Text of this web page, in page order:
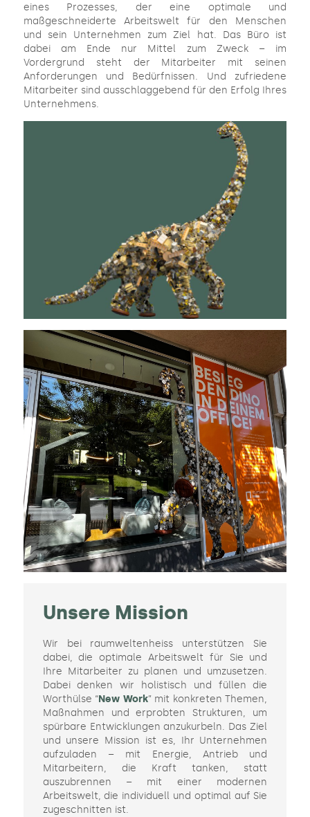
eines Prozesses, der eine optimale und
maßgeschneiderte Arbeitswelt für den Menschen
und sein Unternehmen zum Ziel hat. Das Büro ist
dabei am Ende nur Mittel zum Zweck – im
Vordergrund steht der Mitarbeiter mit seinen
Anforderungen und Bedürfnissen. Und zufriedene
Mitarbeiter sind ausschlaggebend für den Erfolg Ihres
Unternehmens.
Unsere Mission
Wir bei raumweltenheiss unterstützen Sie
dabei, die optimale Arbeitswelt für Sie und
Ihre Mitarbeiter zu planen und umzusetzen.
Dabei denken wir holistisch und füllen die
Worthülse “New Work” mit konkreten Themen,
Maßnahmen und erprobten Strukturen, um
spürbare Entwicklungen anzukurbeln. Das Ziel
und unsere Mission ist es, Ihr Unternehmen
aufzuladen – mit Energie, Antrieb und
Mitarbeitern, die Kraft tanken, statt
auszubrennen – mit einer modernen
Arbeitswelt, die individuell und optimal auf Sie
zugeschnitten ist.